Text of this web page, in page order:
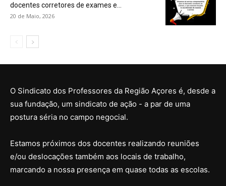
docentes corretores de exames e...
20 de Maio, 2026
O Sindicato dos Professores da Região Açores é, desde a
sua fundação, um sindicato de ação - a par de uma
postura séria no campo negocial.
Estamos próximos dos docentes realizando reuniões
e/ou deslocações também aos locais de trabalho,
marcando a nossa presença em quase todas as escolas.